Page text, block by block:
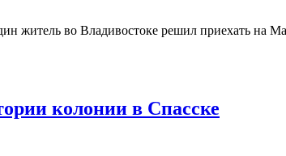
житель во Владивостоке решил приехать на
колонии в Спасске